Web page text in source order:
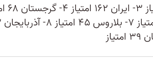
۱- روسیه
۵-